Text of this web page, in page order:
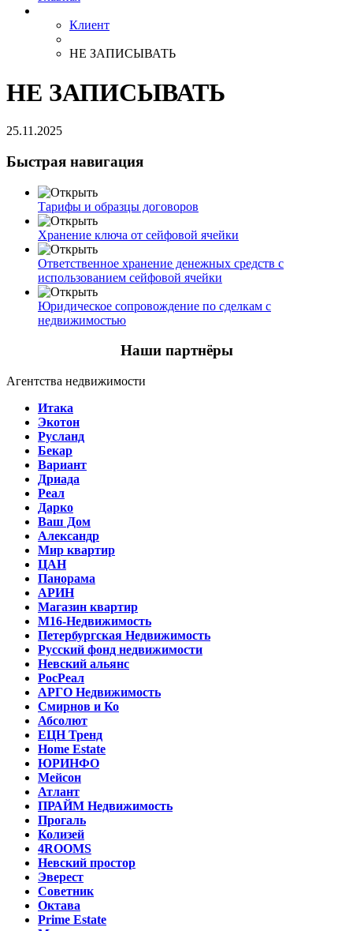
Клиент
НЕ ЗАПИСЫВАТЬ
НЕ ЗАПИСЫВАТЬ
25.11.2025
Быстрая навигация
Тарифы и образцы договоров
Хранение ключа от сейфовой ячейки
Ответственное хранение денежных средств с
использованием сейфовой ячейки
Юридическое сопровождение по сделкам с
недвижимостью
Наши партнёры
Агентства недвижимости
Итака
Экотон
Русланд
Бекар
Вариант
Дриада
Реал
Дарко
Ваш Дом
Александр
Мир квартир
ЦАН
Панорама
АРИН
Магазин квартир
М16-Недвижимость
Петербургская Недвижимость
Русский фонд недвижимости
Невский альянс
РосРеал
АРГО Недвижимость
Смирнов и Ко
Абсолют
ЕЦН Тренд
Home Estate
ЮРИНФО
Мейсон
Атлант
ПРАЙМ Недвижимость
Прогаль
Колизей
4ROOMS
Невский простор
Эверест
Советник
Октава
Prime Estate